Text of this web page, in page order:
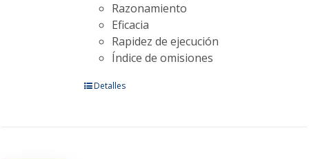
Razonamiento
Eficacia
Rapidez de ejecución
Índice de omisiones
EsteDetalles